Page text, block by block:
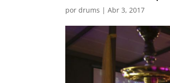
pordrums |Abr 3, 2017